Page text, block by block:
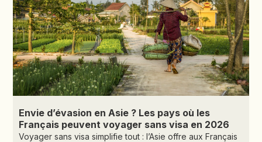
Envie d’évasion en Asie ? Les pays où les
Français peuvent voyager sans visa en 2026
Voyager sans visa simplifie tout : l’Asie offre aux Français